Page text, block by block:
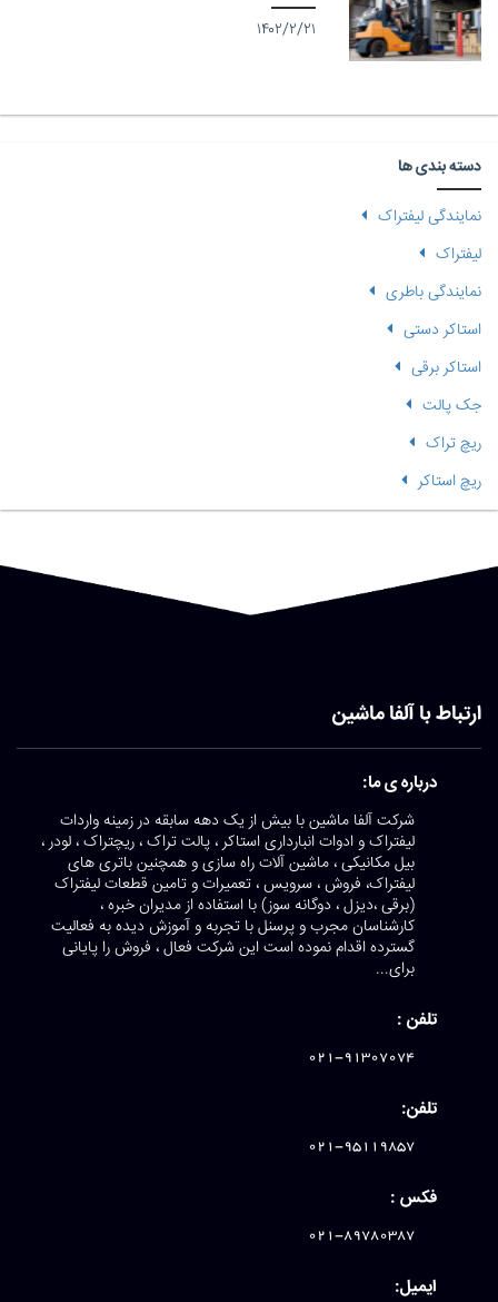
۱۴۰۲/۲/۲۱
دسته بندی ها
نمایندگی لیفتراک
لیفتراک
نمایندگی باطری
استاکر دستی
استاکر برقی
جک پالت
ریچ تراک
ریچ استاکر
ارتباط با آلفا ماشین
درباره ی ما:
شرکت آلفا ماشین با بیش از یک دهه سابقه در زمینه واردات
لیفتراک و ادوات انبارداری استاکر ، پالت تراک ، ریچتراک ، لودر ،
بیل مکانیکی ، ماشین آلات راه سازی و همچنین باتری های
لیفتراک، فروش ، سرویس ، تعمیرات و تامین قطعات لیفتراک
(برقی ،دیزل ، دوگانه سوز) با استفاده از مدیران خبره ،
کارشناسان مجرب و پرسنل با تجربه و آموزش دیده به فعالیت
گسترده اقدام نموده است این شرکت فعال ، فروش را پایانی
برای...
تلفن :
021-91307074
تلفن:
021-95119857
فکس :
021-89780387
ایمیل: